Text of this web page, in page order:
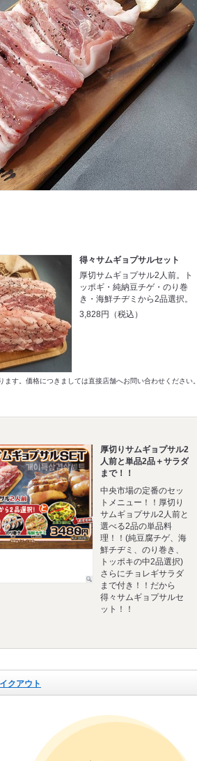
得々サムギョプサルセット
厚切サムギョプサル2人前。ト
ッポギ・純納豆チゲ・のり巻
き・海鮮チヂミから2品選択。
3,828円（税込）
す。価格につきましては直接店舗へお問い合わせください。
厚切りサムギョプサル2
人前と単品2品＋サラダ
まで！！
中央市場の定番のセッ
トメニュー！！厚切り
サムギョプサル2人前と
選べる2品の単品料
理！！(純豆腐チゲ、海
鮮チヂミ、のり巻き、
トッポキの中2品選択)
さらにチョレギサラダ
まで付き！！だから
得々サムギョプサルセ
ット！！
クアウト